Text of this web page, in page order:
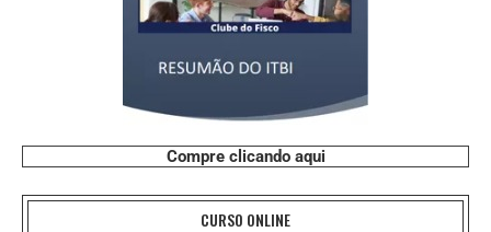
Compre clicando aqui
CURSO ONLINE